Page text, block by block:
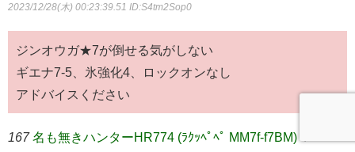
2023/12/28(木) 00:23:39.51 ID:S4tm2Sop0
ジンオウガ★7が倒せる気がしない
ギエナ7-5、氷強化4、ロックオンなし
アドバイスください
167 名も無きハンターHR774 (ﾗｸｯﾍﾟﾍﾟ MM7f-f7BM)